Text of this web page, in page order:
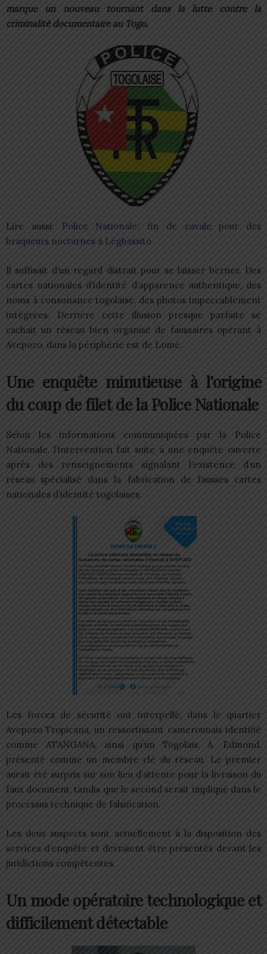
marque un nouveau tournant dans la lutte contre la
criminalité documentaire au Togo.
Lire aussi: Police Nationale: fin de cavale pour des
braqueurs nocturnes à Légbassito
Il suffisait d’un regard distrait pour se laisser berner. Des
cartes nationales d’identité d’apparence authentique, des
noms à consonance togolaise, des photos impeccablement
intégrées. Derrière cette illusion presque parfaite se
cachait un réseau bien organisé de faussaires opérant à
Avepozo, dans la périphérie est de Lomé.
Une enquête minutieuse à l’origine
du coup de filet de la Police Nationale
Selon les informations communiquées par la Police
Nationale, l’intervention fait suite à une enquête ouverte
après des renseignements signalant l’existence d’un
réseau spécialisé dans la fabrication de fausses cartes
nationales d’identité togolaises.
Les forces de sécurité ont interpellé, dans le quartier
Avepozo Tropicana, un ressortissant camerounais identifié
comme ATANGANA, ainsi qu’un Togolais, A. Edmond,
présenté comme un membre clé du réseau. Le premier
aurait été surpris sur son lieu d’attente pour la livraison du
faux document, tandis que le second serait impliqué dans le
processus technique de falsification.
Les deux suspects sont actuellement à la disposition des
services d’enquête et devraient être présentés devant les
juridictions compétentes.
Un mode opératoire technologique et
difficilement détectable